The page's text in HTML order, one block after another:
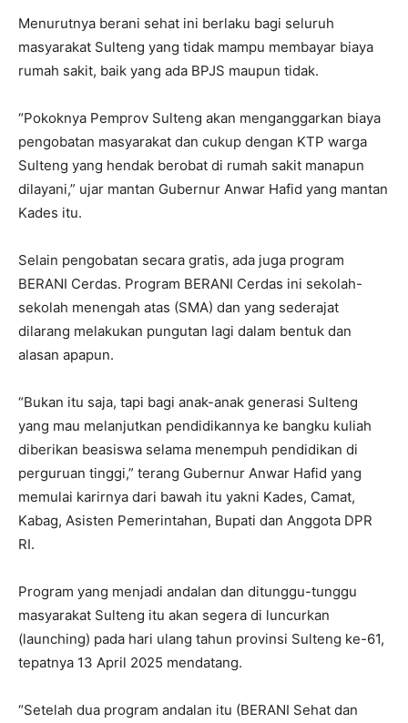
Menurutnya berani sehat ini berlaku bagi seluruh
masyarakat Sulteng yang tidak mampu membayar biaya
rumah sakit, baik yang ada BPJS maupun tidak.
“Pokoknya Pemprov Sulteng akan menganggarkan biaya
pengobatan masyarakat dan cukup dengan KTP warga
Sulteng yang hendak berobat di rumah sakit manapun
dilayani,” ujar mantan Gubernur Anwar Hafid yang mantan
Kades itu.
Selain pengobatan secara gratis, ada juga program
BERANI Cerdas. Program BERANI Cerdas ini sekolah-
sekolah menengah atas (SMA) dan yang sederajat
dilarang melakukan pungutan lagi dalam bentuk dan
alasan apapun.
“Bukan itu saja, tapi bagi anak-anak generasi Sulteng
yang mau melanjutkan pendidikannya ke bangku kuliah
diberikan beasiswa selama menempuh pendidikan di
perguruan tinggi,” terang Gubernur Anwar Hafid yang
memulai karirnya dari bawah itu yakni Kades, Camat,
Kabag, Asisten Pemerintahan, Bupati dan Anggota DPR
RI.
Program yang menjadi andalan dan ditunggu-tunggu
masyarakat Sulteng itu akan segera di luncurkan
(launching) pada hari ulang tahun provinsi Sulteng ke-61,
tepatnya 13 April 2025 mendatang.
“Setelah dua program andalan itu (BERANI Sehat dan